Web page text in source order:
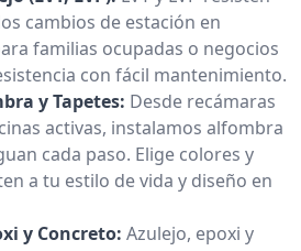
cambios de estación en
familias ocupadas o negocios
con fácil mantenimiento.
y Tapetes: Desde recámaras
activas, instalamos alfombra
cada paso. Elige colores y
a tu estilo de vida y diseño en
y Concreto: Azulejo, epoxi y